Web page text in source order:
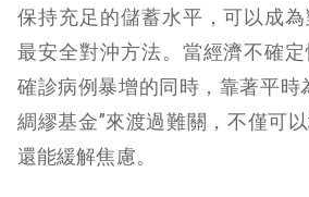
保持充足的儲蓄水平，可以成
最安全對沖方法。當經濟不確
確診病例暴增的同時，靠著平時
綢繆基金”來渡過難關，不僅可
還能緩解焦慮。